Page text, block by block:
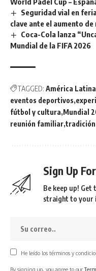
Seguridad vial en
clave ante el aumento
Coca-Cola lanza
Mundial de la FIFA 2026
TAGGED: América Latina
eventos deportivos
fútbol y cultura Mundial
reunión familiar
Sign Up
Be keep up! Get
straight to your
He leído los términos y
By signing up, you agree to our